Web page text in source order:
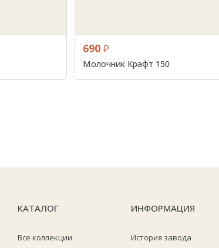
690 ₽
Молочник Крафт 150
КАТАЛОГ
Все коллекции
ИНФОРМАЦИЯ
История завода